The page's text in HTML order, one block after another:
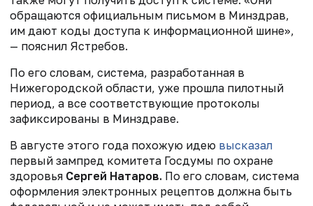
обращаются официальным письмом в Минздрав,
им дают коды доступа к информационной шине»,
— пояснил Ястребов.
По его словам, система, разработанная в
Нижегородской области, уже прошла пилотный
период, а все соответствующие протоколы
зафиксированы в Минздраве.
В августе этого года похожую идею высказал
первый зампред комитета Госдумы по охране
здоровья Сергей Натаров. По его словам, система
оформления электронных рецептов должна быть